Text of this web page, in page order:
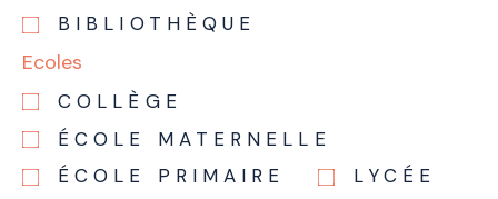
BIBLIOTHÈQUE
Ecoles
COLLÈGE
ÉCOLE MATERNELLE
ÉCOLE PRIMAIRE
LYCÉE